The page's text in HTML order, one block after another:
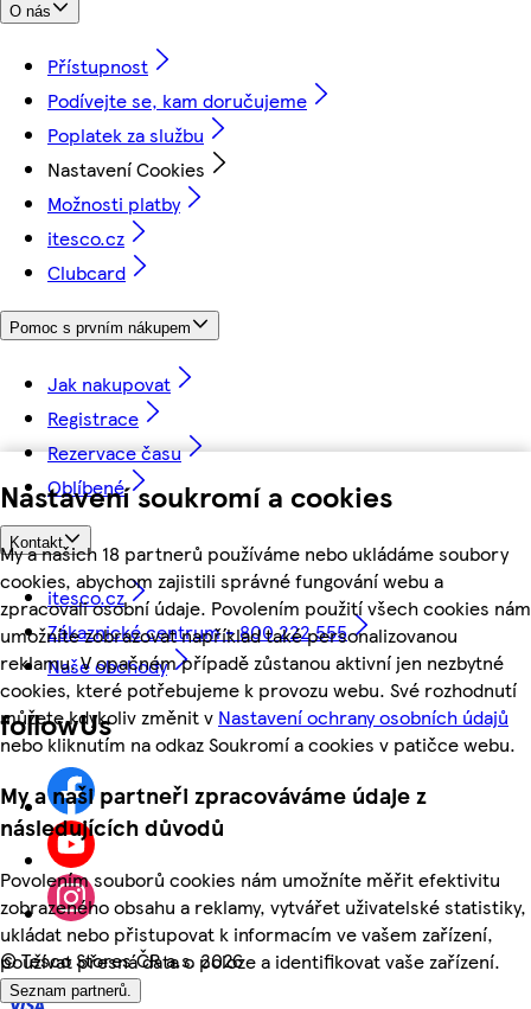
Nastavení soukromí a cookies
My a našich 18 partnerů používáme nebo ukládáme soubory
cookies, abychom zajistili správné fungování webu a
zpracovali osobní údaje. Povolením použití všech cookies nám
umožníte zobrazovat například také personalizovanou
reklamu. V opačném případě zůstanou aktivní jen nezbytné
cookies, které potřebujeme k provozu webu. Své rozhodnutí
můžete kdykoliv změnit v Nastavení ochrany osobních údajů
nebo kliknutím na odkaz Soukromí a cookies v patičce webu.
My a naši partneři zpracováváme údaje z
následujících důvodů
Povolením souborů cookies nám umožníte měřit efektivitu
zobrazeného obsahu a reklamy, vytvářet uživatelské statistiky,
ukládat nebo přistupovat k informacím ve vašem zařízení,
používat přesná data o poloze a identifikovat vaše zařízení.
Seznam partnerů.
O nás
Přístupnost
Podívejte se, kam doručujeme
Poplatek za službu
Nastavení Cookies
Možnosti platby
itesco.cz
Clubcard
Pomoc s prvním nákupem
Jak nakupovat
Registrace
Rezervace času
Oblíbené
Kontakt
itesco.cz
Zákaznické centrum - 800 222 555
Naše obchody
followUs
©Tesco Stores ČR a.s. 2026